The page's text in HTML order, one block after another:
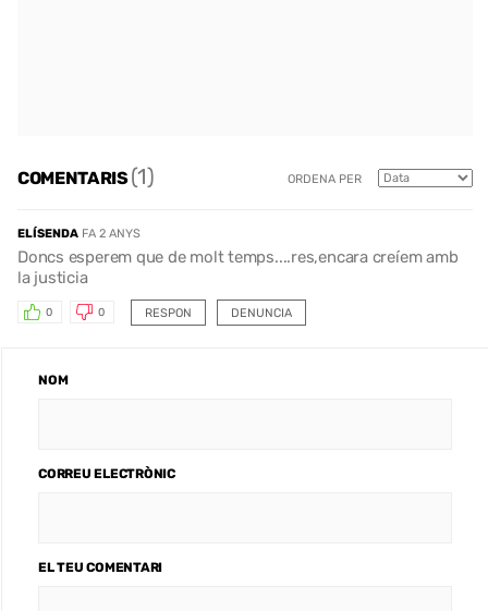
COMENTARIS(1) ORDENA PER
ELÍSENDA FA 2 ANYS
Doncs esperem que de molt temps....res,encara creíem amb
la justicia
RESPON
0 0 DENUNCIA
NOM
CORREU ELECTRÒNIC
EL TEU COMENTARI